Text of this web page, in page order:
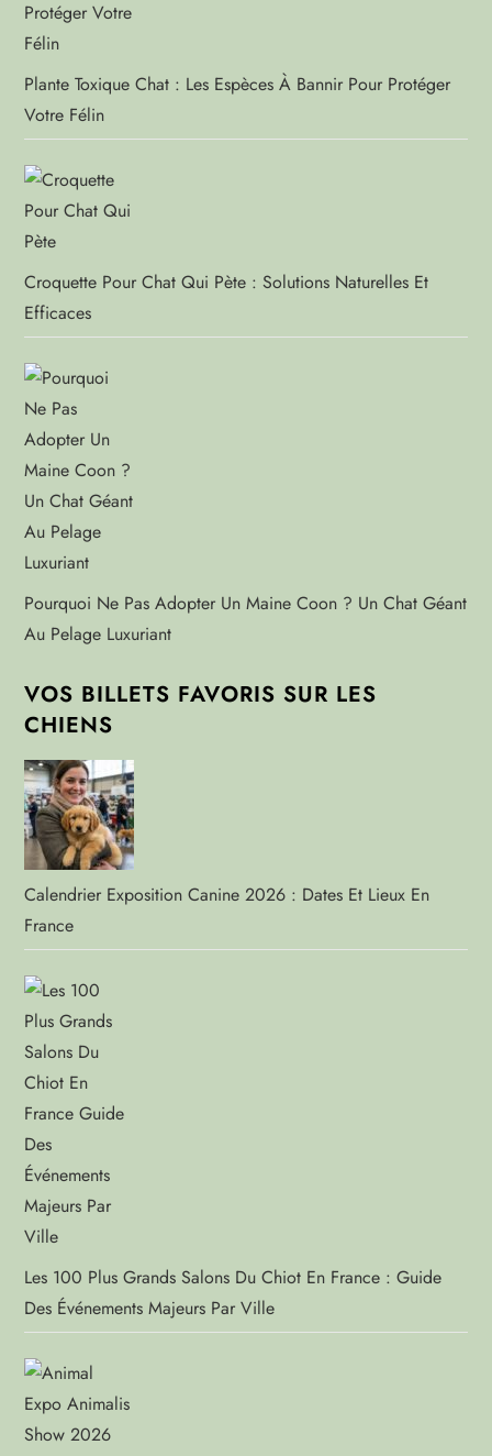
Plante Toxique Chat : Les Espèces À Bannir Pour Protéger
Votre Félin
Croquette Pour Chat Qui Pète : Solutions Naturelles Et
Efficaces
Pourquoi Ne Pas Adopter Un Maine Coon ? Un Chat Géant
Au Pelage Luxuriant
VOS BILLETS FAVORIS SUR LES
CHIENS
Calendrier Exposition Canine 2026 : Dates Et Lieux En
France
Les 100 Plus Grands Salons Du Chiot En France : Guide
Des Événements Majeurs Par Ville